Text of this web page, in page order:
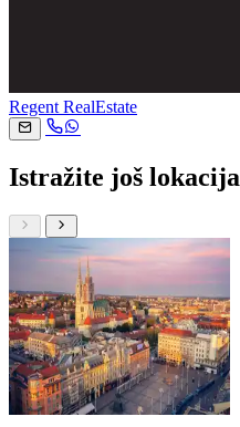
Regent RealEstate
Istražite još lokacija